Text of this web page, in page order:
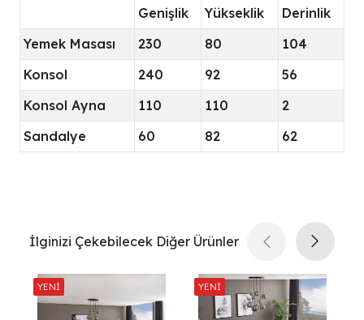
Genişlik Yükseklik
Derinlik
Yemek Masası
230 80
104
Konsol
240 92
56
Konsol Ayna
110 110
2
Sandalye
60 82 62
İlginizi Çekebilecek Diğer Ürünler